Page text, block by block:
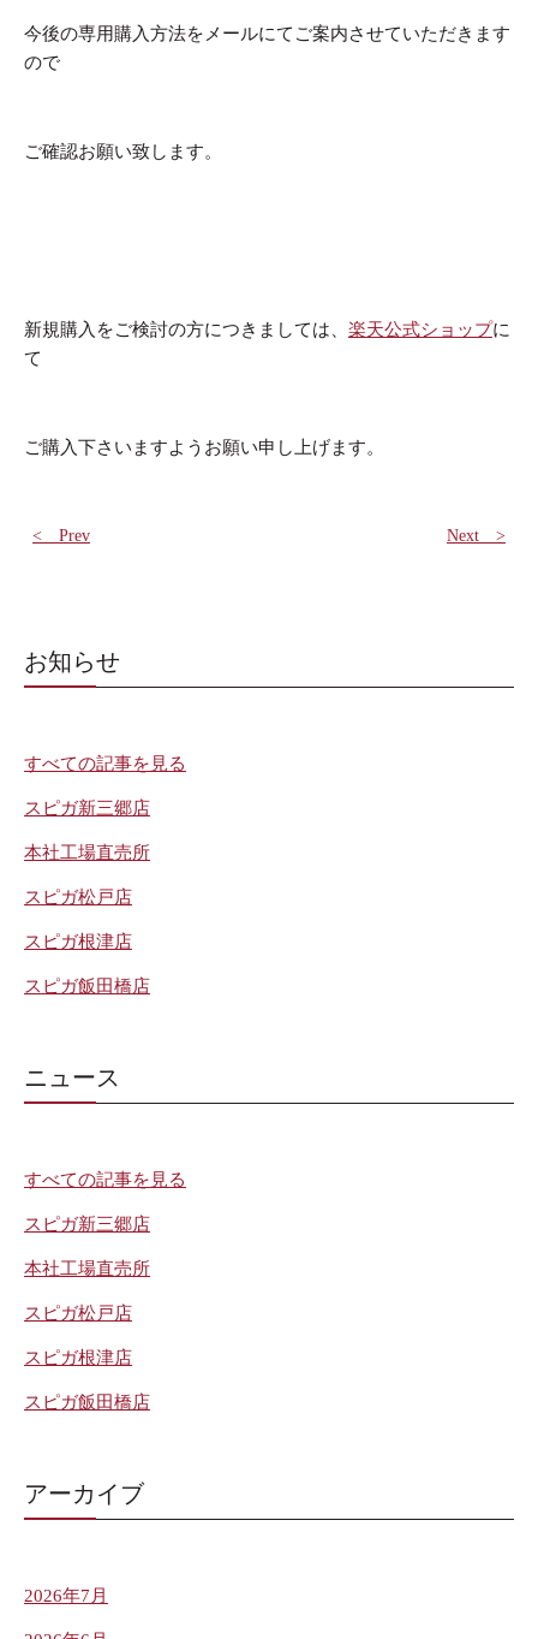
今後の専用購入方法をメールにてご案内させていただきます
ので
ご確認お願い致します。
新規購入をご検討の方につきましては、 楽天公式ショップに
て
ご購入下さいますようお願い申し上げます。
< Prev Next >
お知らせ
すべての記事を見る
スピガ新三郷店
本社工場直売所
スピガ松戸店
スピガ根津店
スピガ飯田橋店
ニュース
すべての記事を見る
スピガ新三郷店
本社工場直売所
スピガ松戸店
スピガ根津店
スピガ飯田橋店
アーカイブ
2026年7月